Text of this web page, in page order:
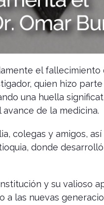
el fallecimiento
quien hizo
una huella
de la medicina.
colegas y amigos,
donde
y su valioso
a las nuevas